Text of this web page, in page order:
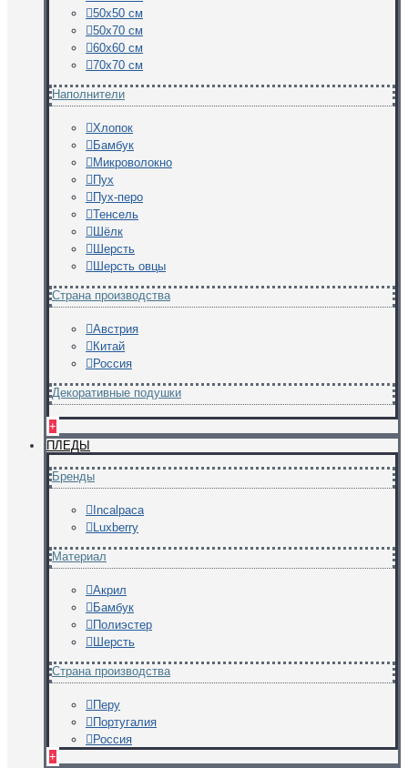
50х50 см
50х70 см
60х60 см
70х70 см
Наполнители
Хлопок
Бамбук
Микроволокно
Пух
Пух-перо
Тенсель
Шёлк
Шерсть
Шерсть овцы
Страна производства
Австрия
Китай
Россия
Декоративные подушки
+
ПЛЕДЫ
Бренды
Incalpaca
Luxberry
Материал
Акрил
Бамбук
Полиэстер
Шерсть
Страна производства
Перу
Португалия
Россия
+